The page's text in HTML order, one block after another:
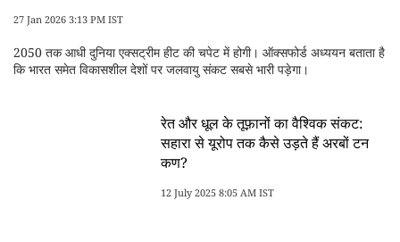
27 Jan 2026 3:13 PM IST
2050 तक आधी दुनिया एक्सट्रीम हीट की चपेट में होगी। ऑक्सफोर्ड अध्ययन बताता है
कि भारत समेत विकासशील देशों पर जलवायु संकट सबसे भारी पड़ेगा।
रेत और धूल के तूफ़ानों का वैश्विक संकट:
सहारा से यूरोप तक कैसे उड़ते हैं अरबों टन
कण?
12 July 2025 8:05 AM IST